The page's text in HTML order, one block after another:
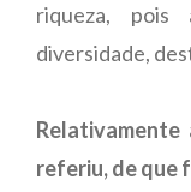
riqueza,
diversidade,
Relativamente
referiu, de que